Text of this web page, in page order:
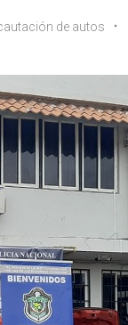
de autos